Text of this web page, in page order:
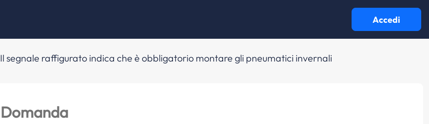
Accedi
Il segnale raffigurato indica che è obbligatorio montare gli pneumatici invernali
Domanda